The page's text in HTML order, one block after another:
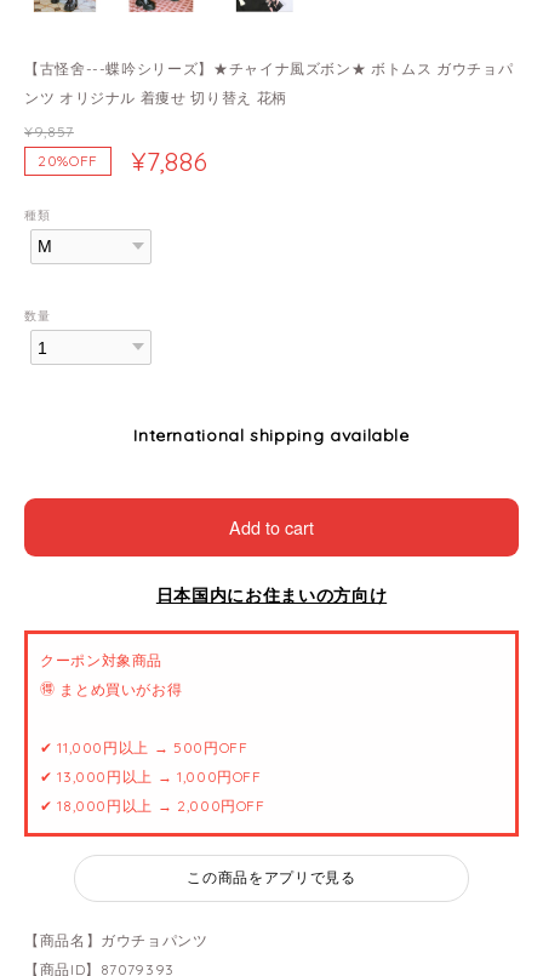
【古怪舍---蝶吟シリーズ】★チャイナ風ズボン★ ボトムス ガウチョパ
ンツ オリジナル 着痩せ 切り替え 花柄
¥9,857
20%OFF
¥7,886
種類
数量
International shipping available
Add to cart
日本国内にお住まいの方向け
クーポン対象商品
🉐 まとめ買いがお得
✔ 11,000円以上 → 500円OFF
✔ 13,000円以上 → 1,000円OFF
✔ 18,000円以上 → 2,000円OFF
この商品をアプリで見る
【商品名】ガウチョパンツ
【商品ID】87079393